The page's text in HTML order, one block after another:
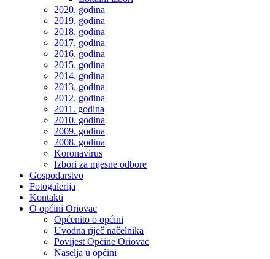
2020. godina
2019. godina
2018. godina
2017. godina
2016. godina
2015. godina
2014. godina
2013. godina
2012. godina
2011. godina
2010. godina
2009. godina
2008. godina
Koronavirus
Izbori za mjesne odbore
Gospodarstvo
Fotogalerija
Kontakti
O općini Oriovac
Općenito o općini
Uvodna riječ načelnika
Povijest Općine Oriovac
Naselja u općini